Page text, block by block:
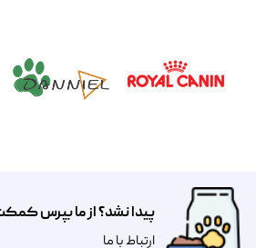
پیدا نشد؟ از ما بپرس
​​​ارتباط با ما